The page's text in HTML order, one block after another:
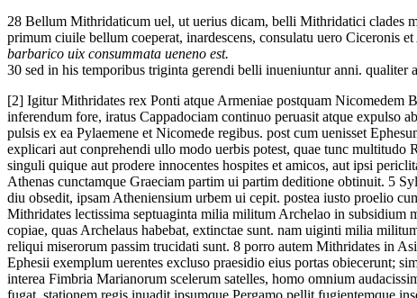
28 Bellum Mithridaticum uel, ut uerius dicam, belli Mithridatici clades
primum ciuile bellum coeperat, inardescens, consulatu uero Ciceronis
barbarico uix consummata ueneno est.
30 sed in his temporibus triginta gerendi belli inueniuntur anni. qualiter
[2] Igitur Mithridates rex Ponti atque Armeniae postquam Nicomedem
inferendum fore, iratus Cappadociam continuo peruasit atque expulso
pulsis ex ea Pylaemene et Nicomede regibus. post cum uenisset
explicari aut conprehendi ullo modo uerbis potest, quae tunc
singuli quique aut prodere innocentes hospites et amicos, aut ipsi
Athenas cunctamque Graeciam partim ui partim deditione obtinuit. 5
diu obsedit, ipsam Atheniensium urbem ui cepit. postea iusto proelio
Mithridates lectissima septuaginta milia militum Archelao in
copiae, quas Archelaus habebat, extinctae sunt. nam uiginti milia
reliqui miserorum passim trucidati sunt. 8 porro autem Mithridates in
Ephesii exemplum uerentes excluso praesidio eius portas obiecerunt;
interea Fimbria Marianorum scelerum satelles, homo omnium